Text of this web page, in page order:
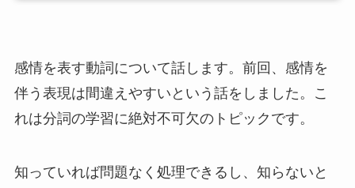
感情を表す動詞について話します。前回、感情を
伴う表現は間違えやすいという話をしました。こ
れは分詞の学習に絶対不可欠のトピックです。
知っていれば問題なく処理できるし、知らないと